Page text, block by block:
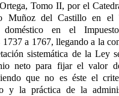
Tomo II, por el
Muñoz del Castillo en el
en el
1737 a 1767, llegando a la
sistemática de la Ley
neto para fijar el valor
que no es éste el
y la práctica de la